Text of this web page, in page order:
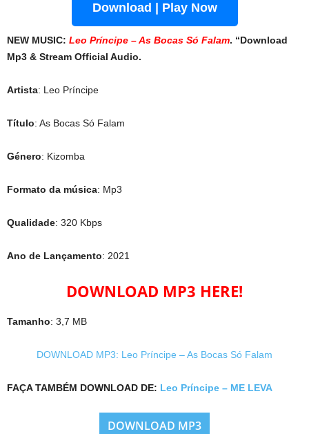
Download | Play Now
NEW MUSIC: Leo Príncipe – As Bocas Só Falam. “Download
Mp3 & Stream Official Audio.
Artista: Leo Príncipe
Título: As Bocas Só Falam
Género: Kizomba
Formato da música: Mp3
Qualidade: 320 Kbps
Ano de Lançamento: 2021
DOWNLOAD MP3 HERE!
Tamanho: 3,7 MB
DOWNLOAD MP3: Leo Príncipe – As Bocas Só Falam
FAÇA TAMBÉM DOWNLOAD DE: Leo Príncipe – ME LEVA
DOWNLOAD MP3